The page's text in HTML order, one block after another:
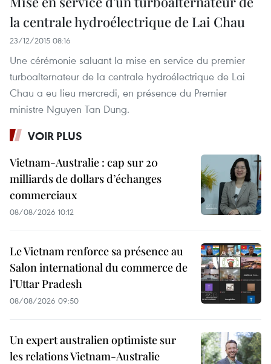
la centrale hydroélectrique de Lai Chau
23/12/2015 08:16
Une cérémonie saluant la mise en service du premier
turboalternateur de la centrale hydroélectrique de Lai
Chau a eu lieu mercredi, en présence du Premier
ministre Nguyen Tan Dung.
VOIR PLUS
Vietnam-Australie : cap sur 20
milliards de dollars d’échanges
commerciaux
08/08/2026 10:12
Le Vietnam renforce sa présence au
Salon international du commerce de
l’Uttar Pradesh
08/08/2026 09:50
Un expert australien optimiste sur
les relations Vietnam-Australie